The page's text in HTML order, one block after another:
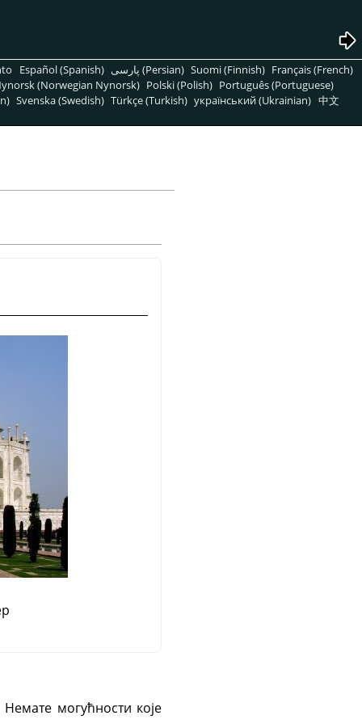
Español (Spanish) پارسی (Persian) Suomi (Finnish) Français (French)
(Norwegian Nynorsk) Polski (Polish) Português (Portuguese)
Svenska (Swedish) Türkçe (Turkish) український (Ukrainian) 中文
могућности које